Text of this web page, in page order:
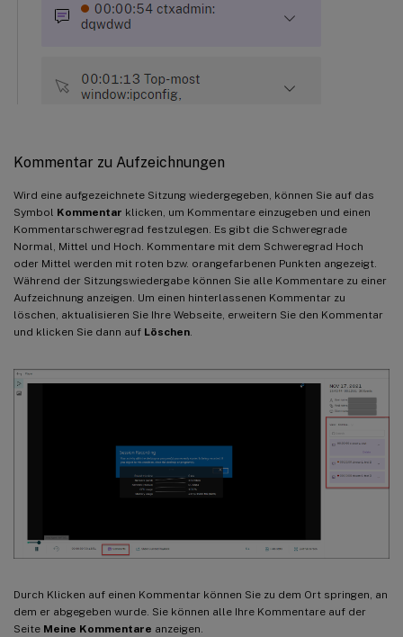
Kommentar zu Aufzeichnungen
Wird eine aufgezeichnete Sitzung wiedergegeben, können Sie auf das
Symbol Kommentar klicken, um Kommentare einzugeben und einen
Kommentarschweregrad festzulegen. Es gibt die Schweregrade
Normal, Mittel und Hoch. Kommentare mit dem Schweregrad Hoch
oder Mittel werden mit roten bzw. orangefarbenen Punkten angezeigt.
Während der Sitzungswiedergabe können Sie alle Kommentare zu einer
Aufzeichnung anzeigen. Um einen hinterlassenen Kommentar zu
löschen, aktualisieren Sie Ihre Webseite, erweitern Sie den Kommentar
und klicken Sie dann auf Löschen
Durch Klicken auf einen Kommentar können Sie zu dem Ort springen, an
dem er abgegeben wurde. Sie können alle Ihre Kommentare auf der
Seite Meine Kommentare anzeigen.